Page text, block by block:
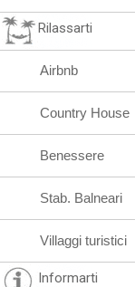
Rilassarti
Airbnb
Country House
Benessere
Stab. Balneari
Villaggi turistici
Informarti